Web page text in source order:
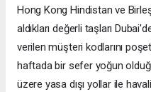
Hong Kong Hindistan ve
aldıkları değerli taşları
verilen müşteri kodlarını
haftada bir sefer yoğun
üzere yasa dışı yollar ile